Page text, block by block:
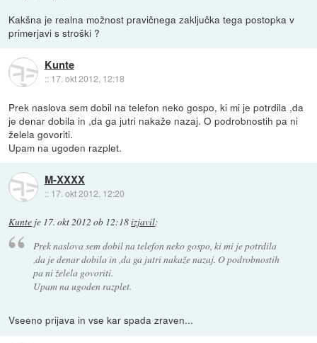
Kakšna je realna možnost pravičnega zaključka tega postopka v
primerjavi s stroški ?
Kunte
:: 17. okt 2012, 12:18
Prek naslova sem dobil na telefon neko gospo, ki mi je potrdila ,da
je denar dobila in ,da ga jutri nakaže nazaj. O podrobnostih pa ni
želela govoriti.
Upam na ugoden razplet.
M-XXXX
:: 17. okt 2012, 12:20
Kunte je 17. okt 2012 ob 12:18izjavil:
Prek naslova sem dobil na telefon neko gospo, ki mi je potrdila
,da je denar dobila in ,da ga jutri nakaže nazaj. O podrobnostih
pa ni želela govoriti.
Upam na ugoden razplet.
Vseeno prijava in vse kar spada zraven...